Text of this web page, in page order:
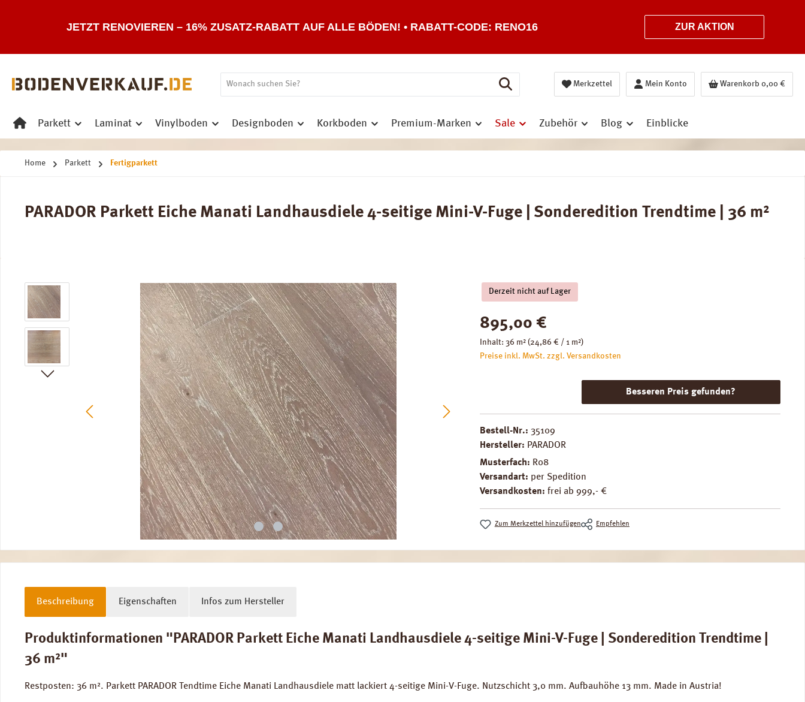
JETZT RENOVIEREN – 16% ZUSATZ-RABATT AUF ALLE BÖDEN! • RABATT-CODE: RENO16 ZUR AKTION
Merkzettel Mein Konto Warenkorb 0,00 €
Parkett Laminat Vinylboden Designboden Korkboden Premium-Marken Sale Zubehör Blog Einblicke
Home Parkett Fertigparkett
PARADOR Parkett Eiche Manati Landhausdiele 4-seitige Mini-V-Fuge | Sonderedition Trendtime | 36 m²
Bildergalerie überspringen Derzeit nicht auf Lager
Regulärer Preis:
895,00 €
Inhalt: 36 m² (24,86 € / 1 m²)
Preise inkl. MwSt. zzgl. Versandkosten
Besseren Preis gefunden?
Bestell-Nr.: 35109
Hersteller: PARADOR
Musterfach: R08
Versandart: per Spedition
Versandkosten: frei ab 999,- €
Zum Merkzettel hinzufügen Empfehlen
Beschreibung Eigenschaften Infos zum Hersteller
Produktinformationen "PARADOR Parkett Eiche Manati Landhausdiele 4-seitige Mini-V-Fuge | Sonderedition Trendtime |
36 m²"
Restposten: 36 m². Parkett PARADOR Tendtime Eiche Manati Landhausdiele matt lackiert 4-seitige Mini-V-Fuge. Nutzschicht 3,0 mm. Aufbauhöhe 13 mm. Made in Austria!